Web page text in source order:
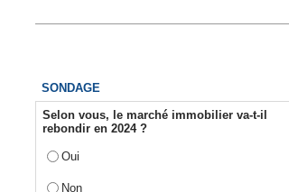
SONDAGE
Selon vous, le marché immobilier va-t-il
rebondir en 2024 ?
Oui
Non